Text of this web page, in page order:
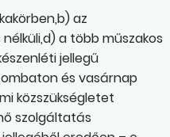
az
a több műszakos
jellegű
és vasárnap
közszükségletet
szolgáltatás